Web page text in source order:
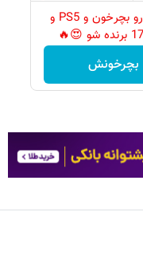
گردونه رو بچرخون و PS5 و
بچرخونش